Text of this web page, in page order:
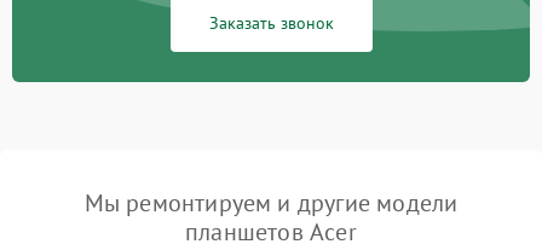
Заказать звонок
Мы ремонтируем и другие модели
планшетов Acer